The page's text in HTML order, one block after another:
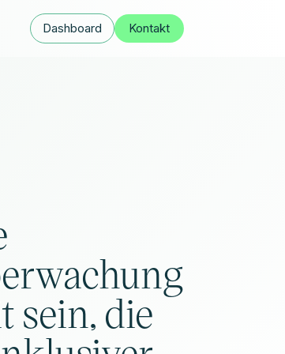
Dashboard Kontakt
sein, die